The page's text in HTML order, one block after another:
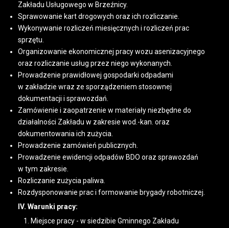
Zakładu Usługowego w Brzeźnicy.
Sprawowanie kart drogowych oraz ich rozliczanie.
Wykonywanie rozliczeń miesięcznych i rozliczeń prac
sprzętu.
Organizowanie ekonomicznej pracy wozu asenizacyjnego
oraz rozliczanie usług przez niego wykonanych.
Prowadzenie prawidłowej gospodarki odpadami
w zakładzie wraz ze sporządzeniem stosownej
dokumentacji i sprawozdań.
Zamówienie i zaopatrzenie w materiały niezbędne do
działalności Zakładu w zakresie wod.-kan. oraz
dokumentowania ich zużycia.
Prowadzenie zamówień publicznych.
Prowadzenie ewidencji odpadów BDO oraz sprawozdań
w tym zakresie.
Rozliczanie zużycia paliwa.
Rozdysponowanie prac i formowanie brygady robotniczej.
IV. Warunki pracy:
Miejsce pracy - w siedzibie Gminnego Zakładu